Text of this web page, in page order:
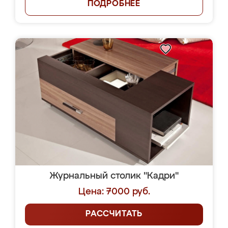
ПОДРОБНЕЕ
Журнальный столик "Кадри"
Цена: 7000 руб.
РАССЧИТАТЬ